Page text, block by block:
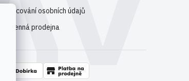
Zpracování osobních údajů
Kamenná prodejna